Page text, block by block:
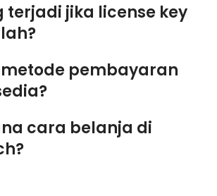
terjadi jika license key
pembayaran
cara belanja di